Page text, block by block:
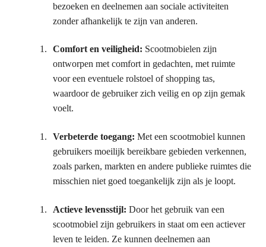
bezoeken en deelnemen aan sociale activiteiten
zonder afhankelijk te zijn van anderen.
Comfort en veiligheid: Scootmobielen zijn
ontworpen met comfort in gedachten, met ruimte
voor een eventuele rolstoel of shopping tas,
waardoor de gebruiker zich veilig en op zijn gemak
voelt.
Verbeterde toegang: Met een scootmobiel kunnen
gebruikers moeilijk bereikbare gebieden verkennen,
zoals parken, markten en andere publieke ruimtes die
misschien niet goed toegankelijk zijn als je loopt.
Actieve levensstijl: Door het gebruik van een
scootmobiel zijn gebruikers in staat om een actiever
leven te leiden. Ze kunnen deelnemen aan